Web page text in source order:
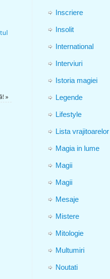
»
Inscriere
Insolit
International
Interviuri
Istoria magiei
Legende
Lifestyle
Lista vrajitoarelor
Magia in lume
Magii
Magii
Mesaje
Mistere
Mitologie
Multumiri
Noutati